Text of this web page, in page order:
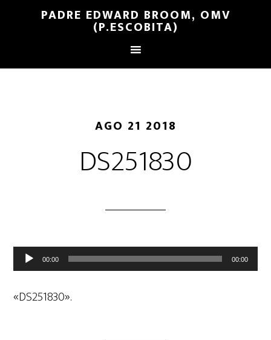
PADRE EDWARD BROOM, OMV
(P.ESCOBITA)
AGO 21 2018
DS251830
Reproductor
de
audio
00:00 00:00
«DS251830».